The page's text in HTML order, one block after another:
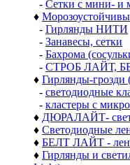
- Сетки с мини- и
♦
- Гирлянды НИТИ
- Занавесы, сетки
- Бахрома
- СТРОБ ЛАЙТ,
♦ Гирлянды-грозди
- светодиодные
- кластеры с
♦ ДЮРАЛАЙТ-
♦ Светодиодные
♦ БЕЛТ ЛАЙТ -
♦ Гирлянды и